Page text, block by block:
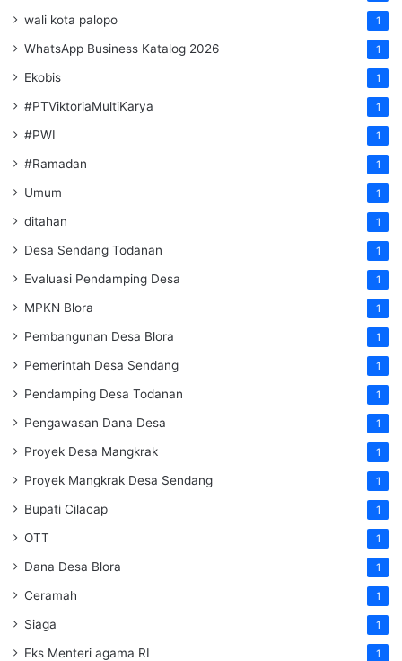
wali kota palopo 1
WhatsApp Business Katalog 2026 1
Ekobis 1
#PTViktoriaMultiKarya 1
#PWI 1
#Ramadan 1
Umum 1
ditahan 1
Desa Sendang Todanan 1
Evaluasi Pendamping Desa 1
MPKN Blora 1
Pembangunan Desa Blora 1
Pemerintah Desa Sendang 1
Pendamping Desa Todanan 1
Pengawasan Dana Desa 1
Proyek Desa Mangkrak 1
Proyek Mangkrak Desa Sendang 1
Bupati Cilacap 1
OTT 1
Dana Desa Blora 1
Ceramah 1
Siaga 1
Eks Menteri agama RI 1